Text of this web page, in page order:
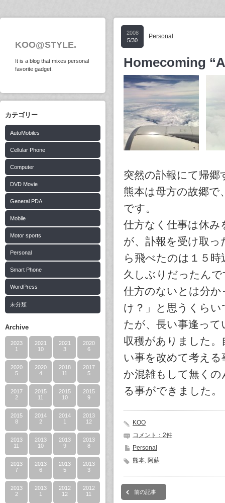
KOO@STYLE.
It is a blog that mixes personal
favorite gadget.
カテゴリー
AutoMobiles
Cellular Phone
Computer
DVD Movie
General PDA
Mobile
Motor sports
Personal
Smart Phone
WordPress
未分類
Archive
2023
1
2021
10
2021
3
2020
6
2020
5
2020
4
2018
11
2017
5
2017
2
2015
11
2015
10
2015
9
2015
8
2014
2
2014
1
2013
12
2013
11
2013
10
2013
9
2013
8
2013
7
2013
6
2013
5
2013
3
2013
2
2013
1
2012
12
2012
11
2008
5/30
Personal
Homecoming
突然の訃報にて帰
熊本は母方の故郷
です。
仕方なく仕事は休
が、訃報を受け取
ら飛べたのは１５
久しぶりだったん
仕方のないとは分
け？」と思うくら
たが、長い事逢っ
収穫がありました
い事を改めて考え
か混雑もして無く
る事ができました。
KOO
コメント：2件
Personal
熊本, 阿蘇
前の記事